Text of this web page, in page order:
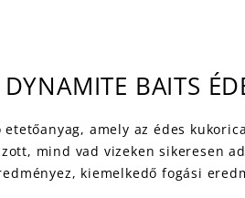
BAITS
amely az édes
mind vad vizeken sikeresen
kiemelkedő fogási